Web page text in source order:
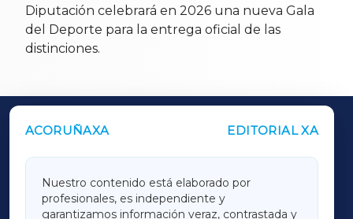
Diputación celebrará en 2026 una nueva Gala
del Deporte para la entrega oficial de las
distinciones.
ACORUÑAXA EDITORIAL XA
Nuestro contenido está elaborado por
profesionales, es independiente y
garantizamos información veraz, contrastada y
OUTROS PERIÓDICOS
LUGOXA